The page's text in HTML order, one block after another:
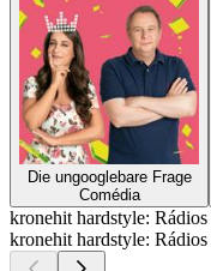
Die ungooglebare Frage
Comédia
kronehit hardstyle:
kronehit hardstyle: